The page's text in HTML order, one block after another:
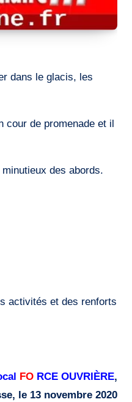
dans le glacis, les
cour de promenade et il
des abords.
activités et des renforts
FO RCE OUVRIÈRE,
le 13 novembre 2020